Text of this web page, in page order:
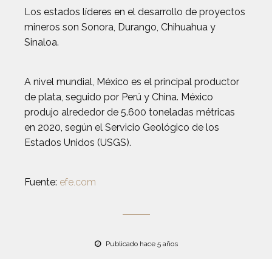
Los estados líderes en el desarrollo de proyectos
mineros son Sonora, Durango, Chihuahua y
Sinaloa.
A nivel mundial, México es el principal productor
de plata, seguido por Perú y China. México
produjo alrededor de 5.600 toneladas métricas
en 2020, según el Servicio Geológico de los
Estados Unidos (USGS).
Fuente: efe.com
Publicado hace 5 años